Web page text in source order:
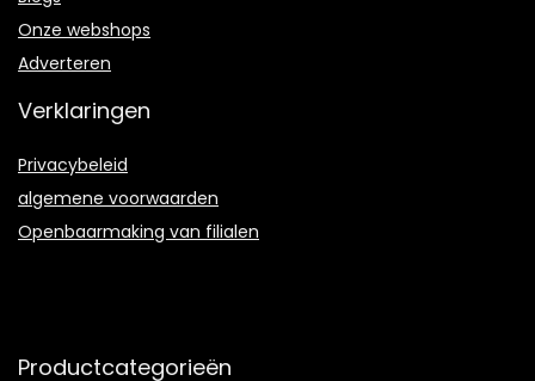
Onze webshops
Adverteren
Verklaringen
Privacybeleid
algemene voorwaarden
Openbaarmaking van filialen
Productcategorieën